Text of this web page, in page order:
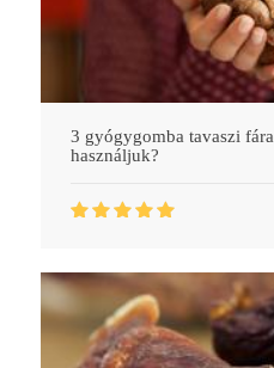
3 gyógygomba tavaszi
használjuk?